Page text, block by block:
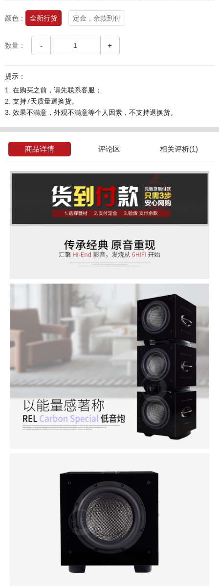
颜色： 全新行货 定金，余款到付
数量： - +
提示：
1. 在购买之前，请先联系客服；
2. 支持7天质量退换货。
3. 效果不满意，外观不满意等个人因素，不支持退换货。
商品详情 评论区 相关评析(1)